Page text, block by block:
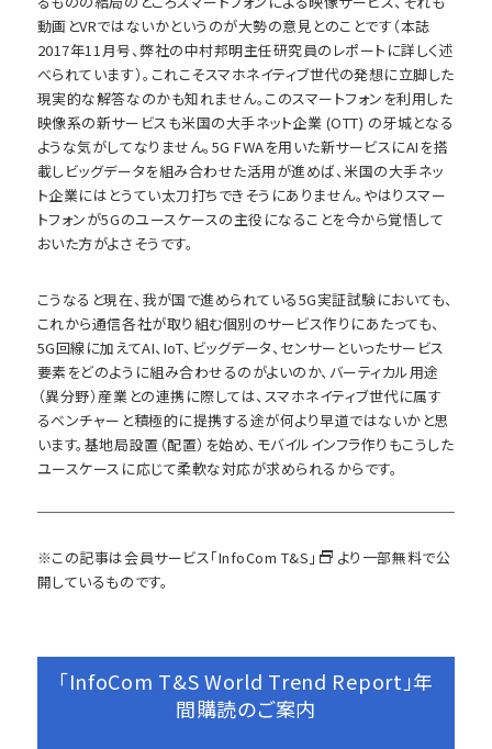
動画とVRではないかというのが大勢の意見とのことです（本誌
2017年11月号、弊社の中村邦明主任研究員のレポートに詳しく述
べられています）。これこそスマホネイティブ世代の発想に立脚した
現実的な解答なのかも知れません。このスマートフォンを利用した
映像系の新サービスも米国の大手ネット企業 (OTT) の牙城となる
ような気がしてなりません。5G FWAを用いた新サービスにAIを搭
載しビッグデータを組み合わせた活用が進めば、米国の大手ネッ
ト企業にはとうてい太刀打ちできそうにありません。やはりスマー
トフォンが5Gのユースケースの主役になることを今から覚悟して
おいた方がよさそうです。
こうなると現在、我が国で進められている5G実証試験においても、
これから通信各社が取り組む個別のサービス作りにあたっても、
5G回線に加えてAI、IoT、ビッグデータ、センサーといったサービス
要素をどのように組み合わせるのがよいのか、バーティカル用途
（異分野）産業との連携に際しては、スマホネイティブ世代に属す
るベンチャーと積極的に提携する途が何より早道ではないかと思
います。基地局設置（配置）を始め、モバイルインフラ作りもこうした
ユースケースに応じて柔軟な対応が求められるからです。
※この記事は会員サービス「InfoCom T&S」
より一部無料で公
開しているものです。
「InfoCom T&S World Trend Report」年
間購読のご案内